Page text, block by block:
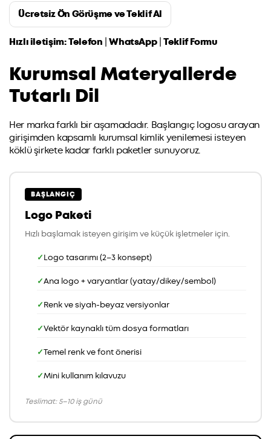
Ücretsiz Ön Görüşme ve Teklif Al
Hızlı iletişim:Telefon |WhatsApp|Teklif Formu
Kurumsal Materyallerde
Tutarlı Dil
Her marka farklı bir aşamadadır. Başlangıç logosu arayan
girişimden kapsamlı kurumsal kimlik yenilemesi isteyen
köklü şirkete kadar farklı paketler sunuyoruz.
BAŞLANGIÇ
Logo Paketi
Hızlı başlamak isteyen girişim ve küçük işletmeler için.
Logo tasarımı (2–3 konsept)
Ana logo + varyantlar (yatay/dikey/sembol)
Renk ve siyah-beyaz versiyonlar
Vektör kaynaklı tüm dosya formatları
Temel renk ve font önerisi
Mini kullanım kılavuzu
Teslimat: 5–10 iş günü